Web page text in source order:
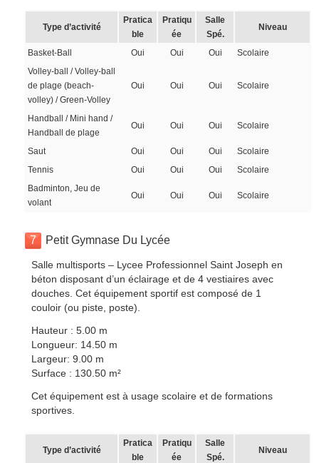
Type d’activité
Pratica
ble
Pratiqu
ée
Salle
Spé.
Niveau
Basket-Ball Oui Oui Oui
Scolaire
Volley-ball / Volley-ball
de plage (beach-
volley) / Green-Volley
Oui Oui Oui Scolaire
Handball / Mini hand /
Handball de plage
Oui Oui Oui Scolaire
Saut Oui Oui Oui
Scolaire
Tennis
Oui Oui Oui
Scolaire
Badminton, Jeu de
volant
Oui Oui Oui Scolaire
7 Petit Gymnase Du Lycée
Salle multisports – Lycee Professionnel Saint Joseph en
béton disposant d’un éclairage et de 4 vestiaires avec
douches. Cet équipement sportif est composé de 1
couloir (ou piste, poste).
Hauteur : 5.00 m
Longueur: 14.50 m
Largeur: 9.00 m
Surface : 130.50 m²
Cet équipement est à usage scolaire et de formations
sportives.
Type d’activité
Pratica
ble
Pratiqu
ée
Salle
Spé.
Niveau